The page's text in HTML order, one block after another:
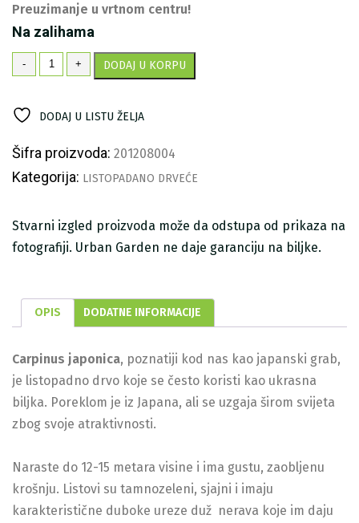
Preuzimanje u vrtnom centru!
Na zalihama
-
Japanski
grab
+ DODAJ U KORPU
DODAJ U LISTU ŽELJA
Šifra proizvoda: 201208004
Kategorija: LISTOPADANO DRVEĆE
Stvarni izgled proizvoda može da odstupa od prikaza na
fotografiji. Urban Garden ne daje garanciju na biljke.
OPIS DODATNE INFORMACIJE
Carpinus japonica, poznatiji kod nas kao japanski grab,
je listopadno drvo koje se često koristi kao ukrasna
biljka. Poreklom je iz Japana, ali se uzgaja širom svijeta
zbog svoje atraktivnosti.
Naraste do 12-15 metara visine i ima gustu, zaobljenu
krošnju. Listovi su tamnozeleni, sjajni i imaju
karakteristične duboke ureze duž nerava koje im daju